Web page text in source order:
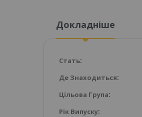
Докладніше
Докладніше
Стать
Де Знаходиться
Цільова Група
Рік Випуску